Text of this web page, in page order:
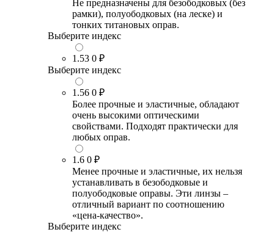
Не предназначены для безободковых (без
рамки), полуободковых (на леске) и
тонких титановых оправ.
Выберите индекс
1.53 0 ₽
Выберите индекс
1.56 0 ₽
Более прочные и эластичные, обладают
очень высокими оптическими
свойствами. Подходят практически для
любых оправ.
1.6 0 ₽
Менее прочные и эластичные, их нельзя
устанавливать в безободковые и
полуободковые оправы. Эти линзы –
отличный вариант по соотношению
«цена-качество».
Выберите индекс